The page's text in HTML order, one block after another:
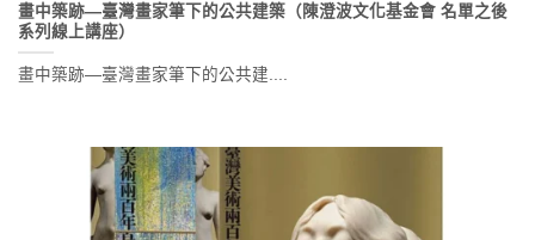
畫中築跡—臺灣畫家筆下的公共建築（陳澄波文化基金會 名單之後
系列線上講座）
畫中築跡—臺灣畫家筆下的公共建....